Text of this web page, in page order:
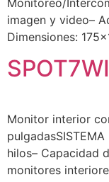
imagen y video–
Dimensiones:
Monitor interior
pulgadasSISTEMA
hilos– Capacidad
monitores